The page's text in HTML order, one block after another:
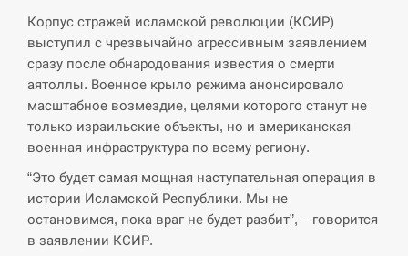
СЕРПЕНЬ
У Росії розгортається ракетний підрозділ
КНДР – Reuters
СЕРПЕНЬ
14:23
Поставки ракет для ПВО сократились
втрое, хотя у партнеров они…
СЕРПЕНЬ
Корпус стражей исламской революции (КСИР)
выступил с чрезвычайно агрессивным заявлением
сразу после обнародования известия о смерти
аятоллы. Военное крыло режима анонсировало
масштабное возмездие, целями которого станут не
только израильские объекты, но и американская
военная инфраструктура по всему региону.
“Это будет самая мощная наступательная операция в
истории Исламской Республики. Мы не
остановимся, пока враг не будет разбит”, – говорится
в заявлении КСИР.